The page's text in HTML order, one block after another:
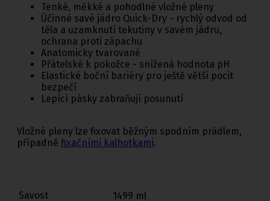
Tenké, měkké a pohodlné vložné pleny
Účinné savé jádro Quick-Dry - rychlý odvod od
těla a uzamknutí tekutiny v savém jádru,
ochrana proti zápachu
Anatomicky tvarované
Přátelské k pokožce - snížená hodnota pH
Elastické boční bariéry pro ještě větší pocit
bezpečí
Lepící pásky zabraňují posunutí
Vložné pleny lze fixovat běžným spodním prádlem,
případně fixačními kalhotkami.
Savost 1499 ml